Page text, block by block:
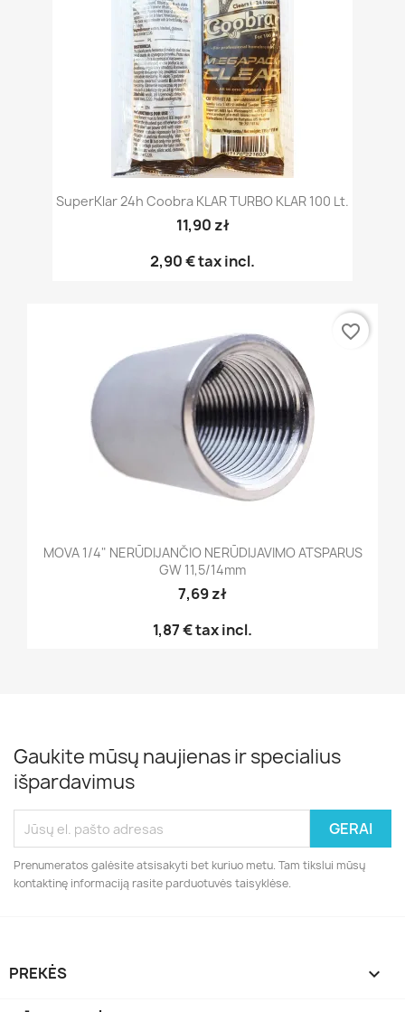
SuperKlar 24h Coobra KLAR TURBO KLAR 100 Lt.
11,90 zł
2,90 €tax incl.
MOVA 1/4" NERŪDIJANČIO NERŪDIJAVIMO ATSPARUS
GW 11,5/14mm
7,69 zł
1,87 €tax incl.
favorite_border
Gaukite mūsų naujienas ir specialius
išpardavimus
Prenumeratos galėsite atsisakyti bet kuriuo metu. Tam tikslui mūsų
kontaktinę informaciją rasite parduotuvės taisyklėse.
PREKĖS 